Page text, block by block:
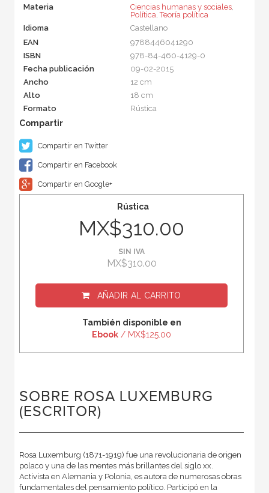
Materia Ciencias humanas y sociales,
Política,Teoría política
Idioma
Castellano
EAN
9788446041290
ISBN
978-84-460-4129-0
Fecha publicación
09-02-2015
Ancho
12 cm
Alto
18 cm
Formato
Rústica
Compartir en Twitter
Compartir en Facebook
Compartir en Google+
Rústica
MX$310.00
SIN IVA
MX$310.00
AÑADIR AL CARRITO
También disponible en
Ebook / MX$125.00
SOBRE ROSA LUXEMBURG
(ESCRITOR)
Rosa Luxemburg (1871-1919) fue una revolucionaria de origen
polaco y una de las mentes más brillantes del siglo xx.
Activista en Alemania y Polonia, es autora de numerosas obras
fundamentales del pensamiento político. Participó en la